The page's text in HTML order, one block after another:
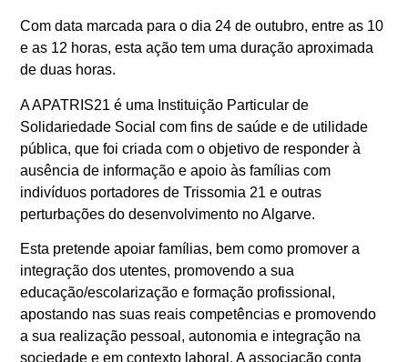
Com data marcada para o dia 24 de outubro, entre as 10
e as 12 horas, esta ação tem uma duração aproximada
de duas horas.
A APATRIS21 é uma Instituição Particular de
Solidariedade Social com fins de saúde e de utilidade
pública, que foi criada com o objetivo de responder à
ausência de informação e apoio às famílias com
indivíduos portadores de Trissomia 21 e outras
perturbações do desenvolvimento no Algarve.
Esta pretende apoiar famílias, bem como promover a
integração dos utentes, promovendo a sua
educação/escolarização e formação profissional,
apostando nas suas reais competências e promovendo
a sua realização pessoal, autonomia e integração na
sociedade e em contexto laboral. A associação conta